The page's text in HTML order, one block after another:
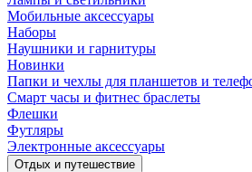
Мобильные аксессуары
Наборы
Наушники и гарнитуры
Новинки
Папки и чехлы для планшетов и
Смарт часы и фитнес браслеты
Флешки
Футляры
Электронные аксессуары
Отдых и путешествие